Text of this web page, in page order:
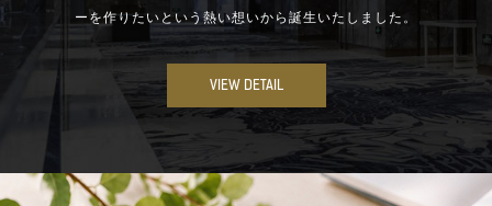
ーを作りたいという熱い想いから誕生いたしました。
VIEW DETAIL